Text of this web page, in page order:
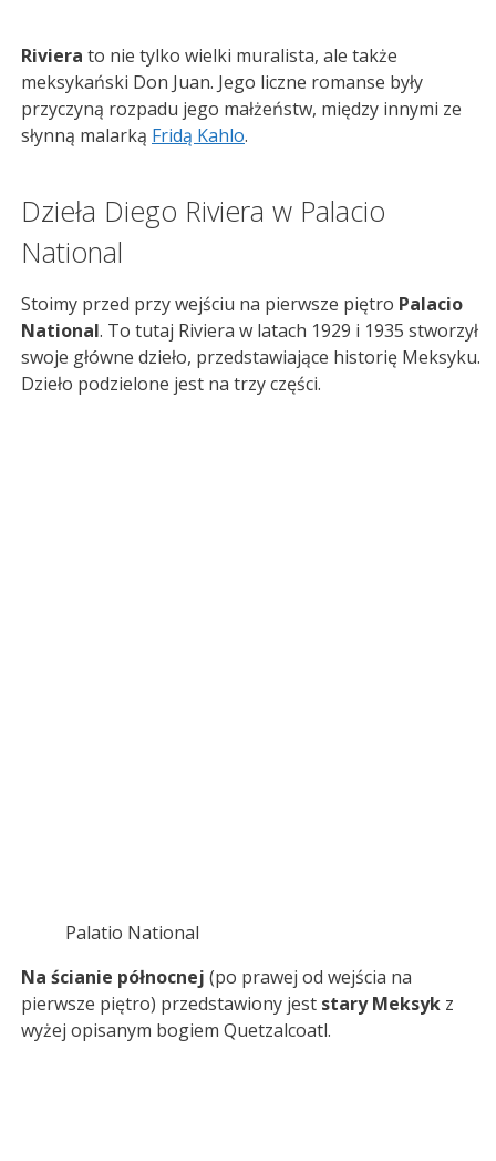
Riviera to nie tylko wielki muralista, ale także
meksykański Don Juan. Jego liczne romanse były
przyczyną rozpadu jego małżeństw, między innymi ze
słynną malarką Fridą Kahlo.
Dzieła Diego Riviera w Palacio
National
Stoimy przed przy wejściu na pierwsze piętro Palacio
National. To tutaj Riviera w latach 1929 i 1935 stworzył
swoje główne dzieło, przedstawiające historię Meksyku.
Dzieło podzielone jest na trzy części.
Palatio National
Na ścianie północnej (po prawej od wejścia na
pierwsze piętro) przedstawiony jest stary Meksyk z
wyżej opisanym bogiem Quetzalcoatl.